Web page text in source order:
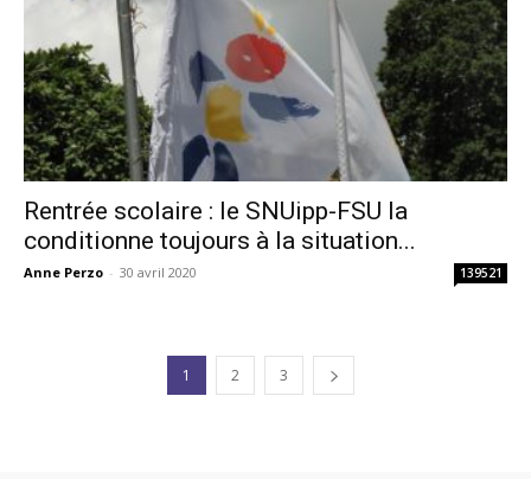
Rentrée scolaire : le SNUipp-FSU la
conditionne toujours à la situation...
Anne Perzo - 30 avril 2020 139521
1 2 3